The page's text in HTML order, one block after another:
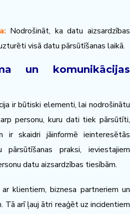
Nodrošināt, ka datu aizsardzības
visā datu pārsūtīšanas laikā.
un komunikācijas
ir būtiski elementi, lai nodrošinātu
personu, kuru dati tiek pārsūtīti,
ir skaidri jāinformē ieinteresētās
praksi, ieviestajiem
datu aizsardzības tiesībām.
klientiem, biznesa partneriem un
Tā arī ļauj ātri reaģēt uz incidentiem